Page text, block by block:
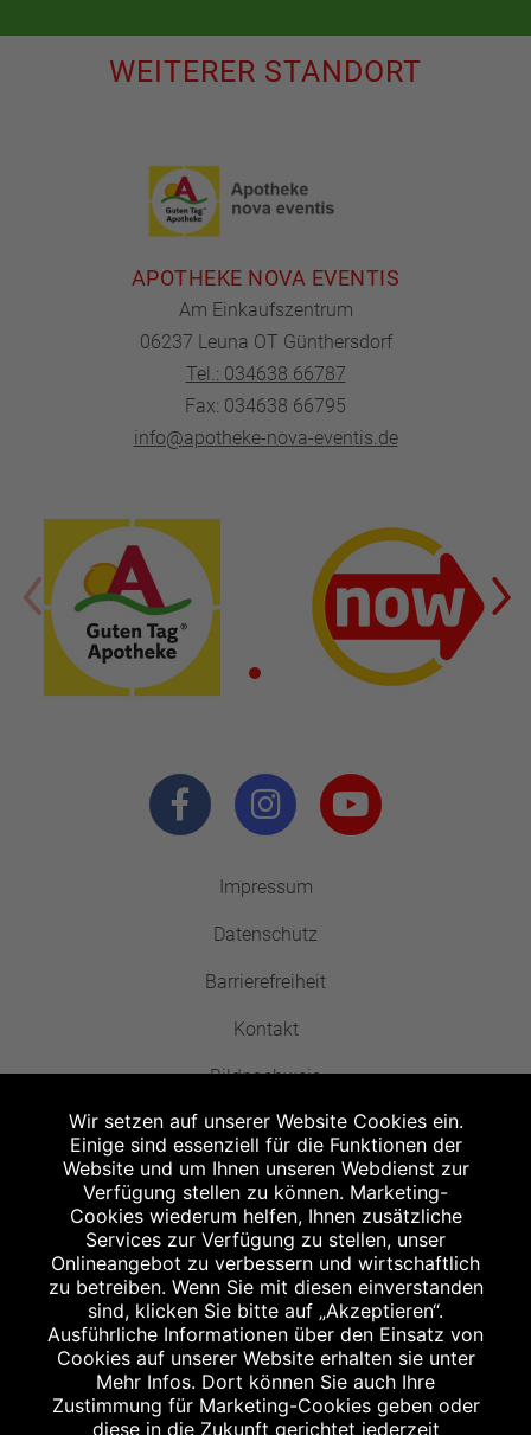
WEITERER STANDORT
APOTHEKE NOVA EVENTIS
Am Einkaufszentrum
06237 Leuna OT Günthersdorf
Tel.: 034638 66787
Fax: 034638 66795
info@apotheke-nova-eventis.de
Impressum
Datenschutz
Barrierefreiheit
Kontakt
Bildnachweis
Abgabe in haushaltsüblichen Mengen, solange der Vorrat reicht. Für Druck-
und Satzfehler keine Haftung.
Zu Risiken und Nebenwirkungen lesen Sie die Packungsbeilage und fragen
Sie Ihren Arzt oder Apotheker.
Angabe nach der deutschen Arzneimitteltaxe Apothekenerstattungspreis
(AEP). Der AEP ist keine unverbindliche Preisempfehlung der Hersteller. Der
AEP ist ein von den Apotheken in Ansatz gebrachter Preis für rezeptfreie
Arzneimittel. Er entspricht in der Höhe dem für Apotheken verbindlichen
Abgabepreis, zu dem eine Apotheke in bestimmten Fällen (z.B. bei Kindern
unter 12 Jahren) das Produkt mit der gesetzlichen Krankenversicherung
abrechnet. Der AEP ist der allgemeine Erstattungspreis im Falle einer
Wir setzen auf unserer Website Cookies ein.
Einige sind essenziell für die Funktionen der
Website und um Ihnen unseren Webdienst zur
Verfügung stellen zu können. Marketing-
Cookies wiederum helfen, Ihnen zusätzliche
Services zur Verfügung zu stellen, unser
Onlineangebot zu verbessern und wirtschaftlich
zu betreiben. Wenn Sie mit diesen einverstanden
sind, klicken Sie bitte auf „Akzeptieren“.
Ausführliche Informationen über den Einsatz von
Cookies auf unserer Website erhalten sie unter
Mehr Infos. Dort können Sie auch Ihre
Zustimmung für Marketing-Cookies geben oder
diese in die Zukunft gerichtet jederzeit